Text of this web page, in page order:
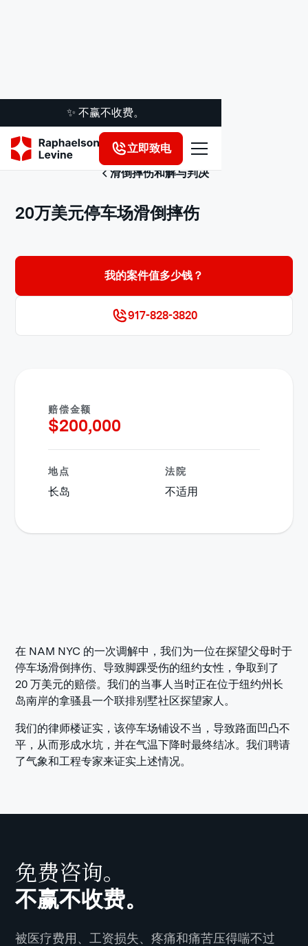
✨ 不赢不收费。
立即致电
滑倒摔伤和解与判决
20万美元停车场滑倒摔伤
我的案件值多少钱？
917-828-3820
赔偿金额
$200,000
地点
长岛
法院
不适用
在 NAM NYC 的一次调解中，我们为一位在探望父母时于
停车场滑倒摔伤、导致脚踝受伤的纽约女性，争取到了
20 万美元的赔偿。我们的当事人当时正在位于纽约州长
岛南岸的拿骚县一个联排别墅社区探望家人。
我们的律师楼证实，该停车场铺设不当，导致路面凹凸不
平，从而形成水坑，并在气温下降时最终结冰。我们聘请
了气象和工程专家来证实上述情况。
免费咨询。
不赢不收费。
被医疗费用、工资损失、疼痛和痛苦压得喘不过